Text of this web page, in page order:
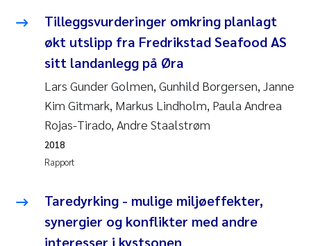
Anastasia Georgantzopoulou
Roar Brænden
Merete Schøyen
Camilla With Fagerli
Lena Haugland Moen
Medyan Esam Ghareeb
Prem Chand
Tilleggsvurderinger omkring planlagt
økt utslipp fra Fredrikstad Seafood AS
sitt landanlegg på Øra
Lars Gunder Golmen, Gunhild Borgersen, Janne
Kim Gitmark, Markus Lindholm, Paula Andrea
Rojas-Tirado, Andre Staalstrøm
Rapport
2018
Taredyrking - mulige miljøeffekter,
synergier og konflikter med andre
interesser i kystsonen